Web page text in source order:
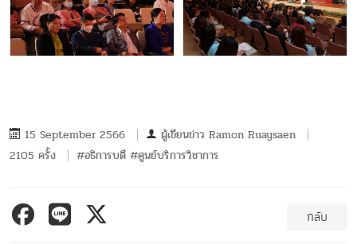
15 September 2566 ผู้เขียนข่าว Ramon Ruaysaen
2105 ครั้ง
#อธิการบดี #ศูนย์บริการวิชาการ
กลับ